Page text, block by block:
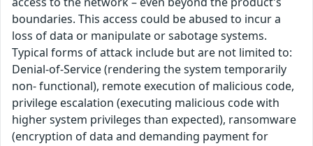
boundaries. This access could be abused to incur a
loss of data or manipulate or sabotage systems.
Typical forms of attack include but are not limited to:
Denial-of-Service (rendering the system temporarily
non- functional), remote execution of malicious code,
privilege escalation (executing malicious code with
higher system privileges than expected), ransomware
(encryption of data and demanding payment for